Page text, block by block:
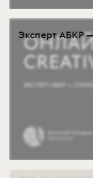
Эксперт АБКР —